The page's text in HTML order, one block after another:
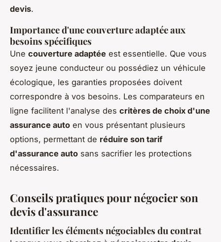
devis.
Importance d'une couverture adaptée aux
besoins spécifiques
Une couverture adaptée est essentielle. Que vous
soyez jeune conducteur ou possédiez un véhicule
écologique, les garanties proposées doivent
correspondre à vos besoins. Les comparateurs en
ligne facilitent l'analyse des critères de choix d'une
assurance auto en vous présentant plusieurs
options, permettant de réduire son tarif
d'assurance auto sans sacrifier les protections
nécessaires.
Conseils pratiques pour négocier son
devis d'assurance
Identifier les éléments négociables du contrat